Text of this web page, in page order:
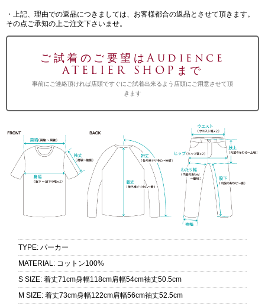
・上記、理由での返品につきましては、お客様都合の返品とさせて頂きます。
その点ご承知の上ご注文下さいませ。
ご試着のご要望はAudience
ATELIER SHOPまで
事前にご連絡頂ければ店頭ですぐにご試着出来るよう店頭にご用意させて頂
きます
TYPE: パーカー
MATERIAL: コットン100%
S SIZE: 着丈71cm身幅118cm肩幅54cm袖丈50.5cm
M SIZE: 着丈73cm身幅122cm肩幅56cm袖丈52.5cm